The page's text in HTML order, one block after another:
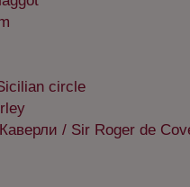
circle
/ Sir Roger de